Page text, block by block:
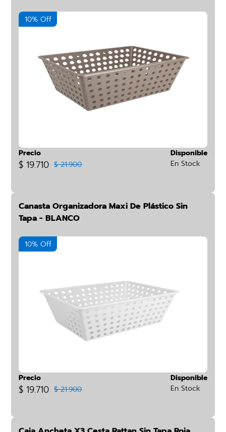
10% Off
Precio
$ 19.710 $ 21.900
Disponible
En Stock
Canasta Organizadora Maxi De Plástico Sin
Tapa - BLANCO
10% Off
Precio
$ 19.710 $ 21.900
Disponible
En Stock